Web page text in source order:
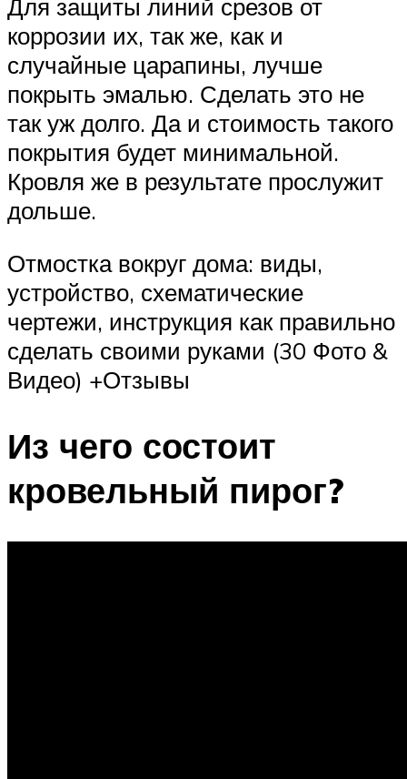
Для защиты линий срезов от
коррозии их, так же, как и
случайные царапины, лучше
покрыть эмалью. Сделать это не
так уж долго. Да и стоимость такого
покрытия будет минимальной.
Кровля же в результате прослужит
дольше.
Отмостка вокруг дома: виды,
устройство, схематические
чертежи, инструкция как правильно
сделать своими руками (30 Фото &
Видео) +Отзывы
Из чего состоит
кровельный пирог?